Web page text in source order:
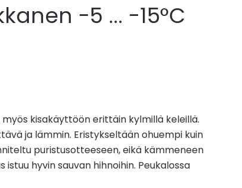
-5 ... -15°C
kisakäyttöön erittäin kylmillä keleillä.
ja lämmin. Eristykseltään ohuempi kuin
puristusotteeseen, eikä kämmeneen
hyvin sauvan hihnoihin. Peukalossa